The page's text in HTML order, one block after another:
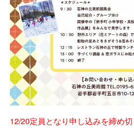
12/20定員となり申し込みを締め